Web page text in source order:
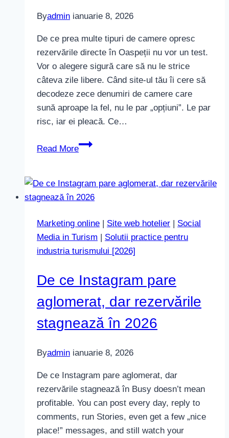
Byadmin ianuarie 8, 2026
De ce prea multe tipuri de camere opresc
rezervările directe în Oaspeții nu vor un test.
Vor o alegere sigură care să nu le strice
câteva zile libere. Când site-ul tău îi cere să
decodeze zece denumiri de camere care
sună aproape la fel, nu le par „opțiuni”. Le par
risc, iar ei pleacă. Ce…
Read More
De
multe
tipuri
camere
opresc
rezervările
în
Marketing online | Site web hotelier | Social
Media in Turism | Solutii practice pentru
industria turismului [2026]
De ce Instagram pare
aglomerat, dar rezervările
stagnează în 2026
Byadmin ianuarie 8, 2026
De ce Instagram pare aglomerat, dar
rezervările stagnează în Busy doesn’t mean
profitable. You can post every day, reply to
comments, run Stories, even get a few „nice
place!” messages, and still watch your